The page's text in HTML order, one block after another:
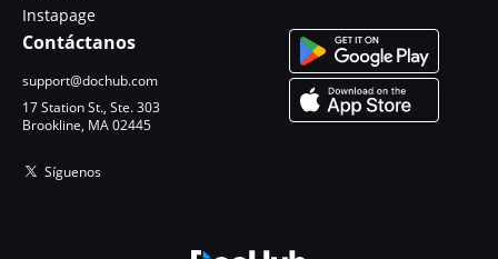
Instapage
Contáctanos
support@dochub.com
17 Station St., Ste. 303
Brookline, MA 02445
Síguenos